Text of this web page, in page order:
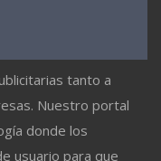
tanto a
Nuestro portal
donde los
usuario para que